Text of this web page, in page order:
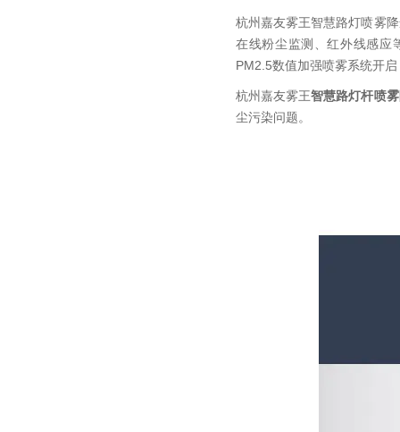
杭州嘉友雾王智慧路灯喷雾
在线粉尘监测、红外线感应
PM2.5数值加强喷雾系统开
杭州嘉友雾王智慧路灯杆喷
尘污染问题。